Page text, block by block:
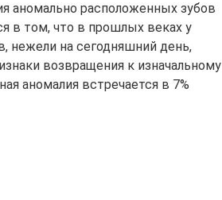
аномально расположенных зубов
в том, что в прошлых веках у
нежели на сегодняшний день,
возвращения к изначальному
аномалия встречается в 7%